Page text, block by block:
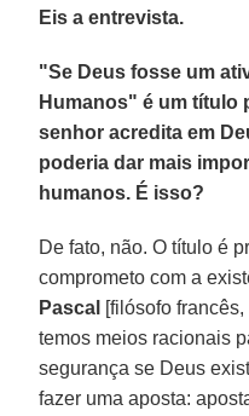
Eis a entrevista.
"Se Deus fosse um
Humanos" é um título
senhor acredita em
poderia dar mais
humanos. É isso?
De fato, não. O título é
comprometo com a
Pascal [filósofo
temos meios racionais
segurança se Deus
fazer uma aposta: